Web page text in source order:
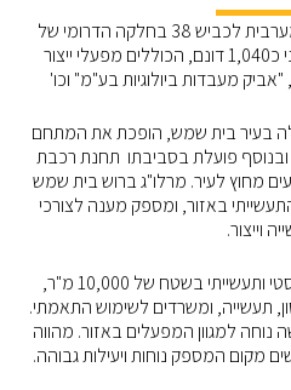
פארק התעשייה ברוש, ממוקם מערבית לכביש 38 בחלקה הדרומי של
העיר בית שמש, ומשתרע על פני כ1,040 דונם, הכוללים מפעלי ייצור
מעבדות ביולוגיות בע"מ" וכו'
בעיר בית שמש, הופכת את המתחם
ובנוסף פועלת בסביבתו תחנת רכבת
מחוץ לעיר. מרלו"ג ברוש בית שמש
באזור, ומספק מענה לצורכי
וייצור.
שיבולת בברוש הוא פרויקט לוגיסטי ותעשייתי בשטח של 10,000 מ"ר,
תעשייה, ומשרדים לשימוש התאמתי.
נוחה למגוון המפעלים באזור. מהווה
מקום המספק נוחות ויעילות גבוהה.